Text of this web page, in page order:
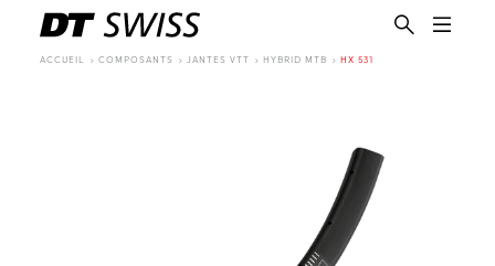
ACCUEIL COMPOSANTS JANTES VTT HYBRID MTB HX 531